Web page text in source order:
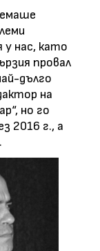
у нас, като
провал
дълго
на
но го
2016 г., а